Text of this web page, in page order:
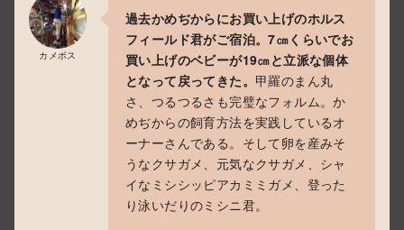
カメボス
過去かめぢからにお買い上げのホルス
フィールド君がご宿泊。7㎝くらいでお
買い上げのベビーが19㎝と立派な個体
となって戻ってきた。 甲羅のまん丸
さ、つるつるさも完璧なフォルム。か
めぢからの飼育方法を実践しているオ
ーナーさんである。そして卵を産みそ
うなクサガメ、元気なクサガメ、シャ
イなミシシッピアカミミガメ、登った
り泳いだりのミシニ君。